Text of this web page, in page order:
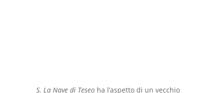
S. La Nave di Teseo ha l’aspetto di un vecchio